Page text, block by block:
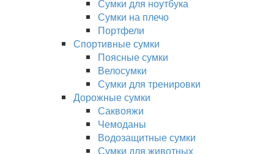
Сумки для ноутбука
Сумки на плечо
Портфели
Спортивные сумки
Поясные сумки
Велосумки
Сумки для тренировки
Дорожные сумки
Саквояжи
Чемоданы
Водозащитные сумки
Сумки для животных